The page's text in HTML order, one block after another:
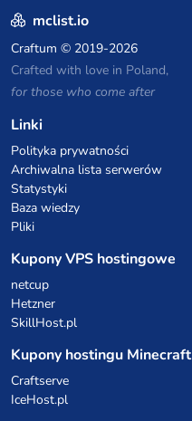
mclist.io
Craftum © 2019-2026
Crafted with love in Poland,
for those who come after
Linki
Polityka prywatności
Archiwalna lista serwerów
Statystyki
Baza wiedzy
Pliki
Kupony VPS hostingowe
netcup
Hetzner
SkillHost.pl
Kupony hostingu Minecraft
Craftserve
IceHost.pl